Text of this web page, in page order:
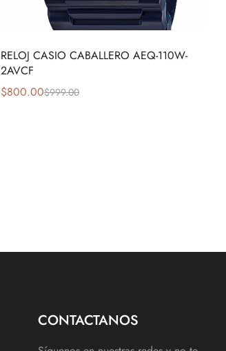
RELOJ CASIO CABALLERO AEQ-110W-
2AVCF
$999.00
$800.00
CONTACTANOS